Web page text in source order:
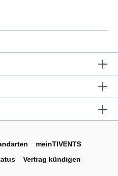
meinTIVENTS
Vertrag kündigen